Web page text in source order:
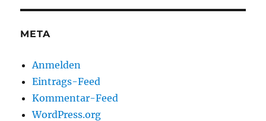
META
Anmelden
Eintrags-Feed
Kommentar-Feed
WordPress.org